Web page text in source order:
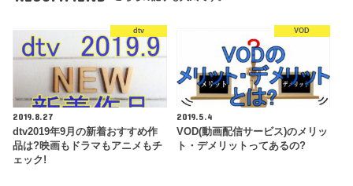
dtv
2019.8.27
dtv2019年9月の新着おすすめ作
品は?映画もドラマもアニメもチ
ェック!
VOD
2019.5.4
VOD(動画配信サービス)のメリッ
ト・デメリットってあるの?